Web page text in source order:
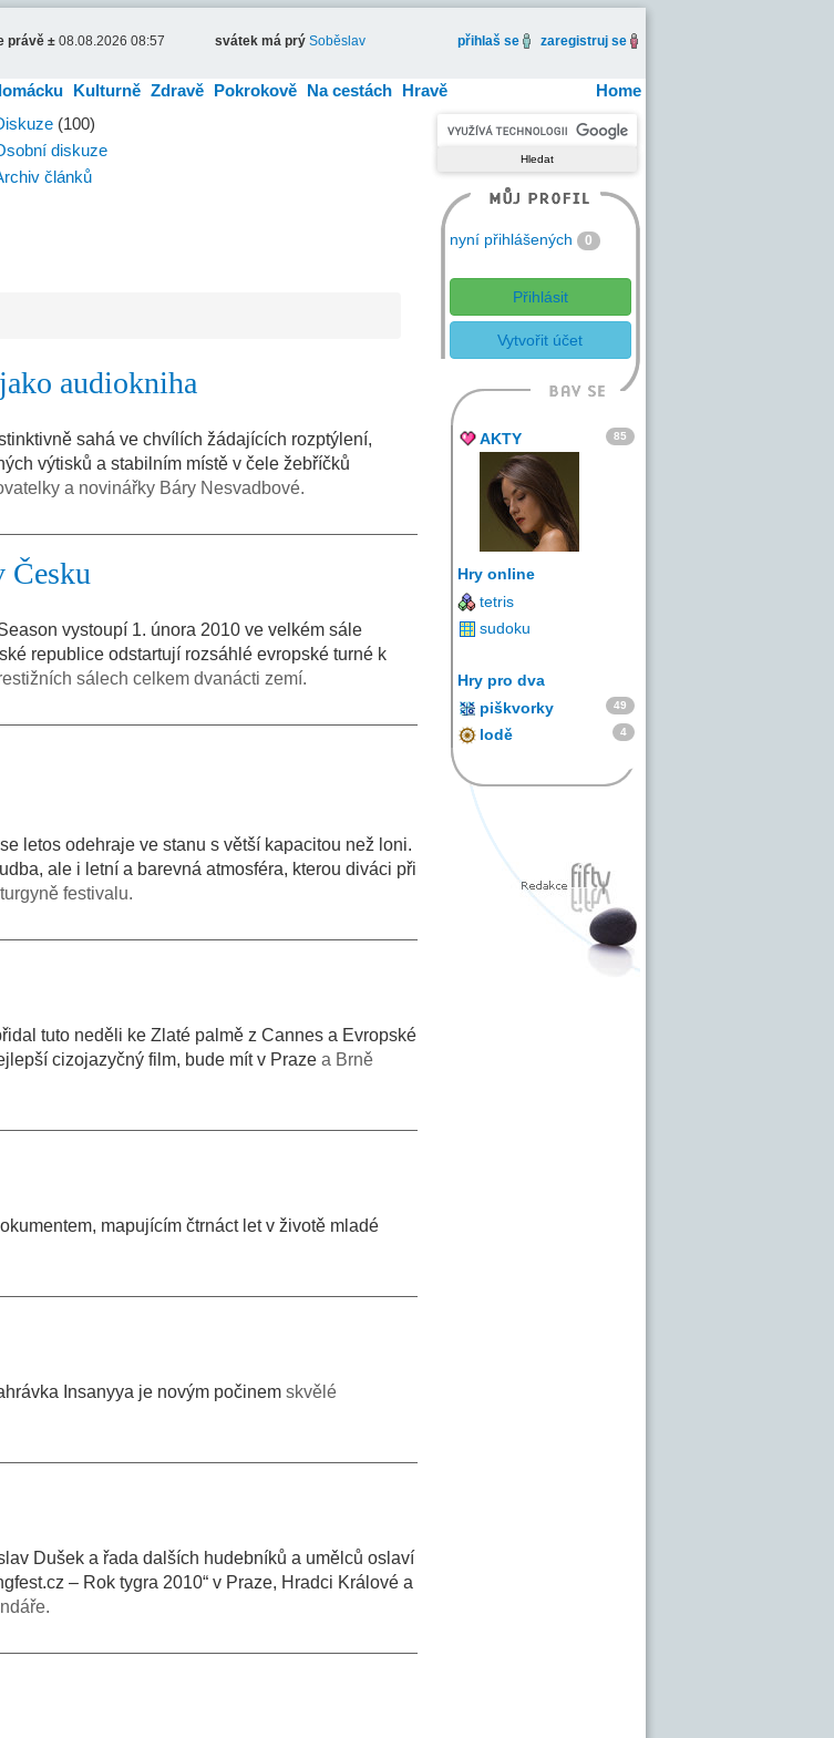
právě ± 08.08.2026 08:57 svátek má prý Soběslav přihlaš se zaregistruj se
Home
Kulturně Zdravě Pokrokově Na cestách Hravě
(100)
diskuze
článků
audiokniha
sahá ve chvílích žádajících rozptýlení,
výtisků a stabilním místě v čele žebříčků
a novinářky Báry Nesvadbové.
Česku
vystoupí 1. února 2010 ve velkém sále
republice odstartují rozsáhlé evropské turné k
sálech celkem dvanácti zemí.
letos odehraje ve stanu s větší kapacitou než loni.
ale i letní a barevná atmosféra, kterou diváci při
festivalu.
tuto neděli ke Zlaté palmě z Cannes a Evropské
cizojazyčný film, bude mít v Praze a Brně
mapujícím čtrnáct let v životě mladé
Insanyya je novým počinem skvělé
Dušek a řada dalších hudebníků a umělců oslaví
– Rok tygra 2010“ v Praze, Hradci Králové a
nyní přihlášených 0
Přihlásit
Vytvořit účet
AKTY 85
Hry online
tetris
sudoku
Hry pro dva
piškvorky
49
lodě 4